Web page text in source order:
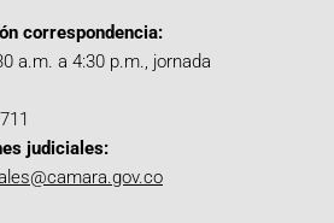
correspondencia:
a.m. a 4:30 p.m., jornada
judiciales: